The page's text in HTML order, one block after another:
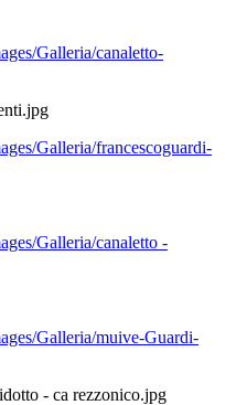
Galleria/canaletto-
Galleria/francescoguardi-
Galleria/canaletto -
Galleria/muive-Guardi-
- ca rezzonico.jpg